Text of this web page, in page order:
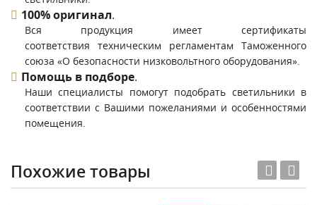
100% оригинал.
Вся продукция имеет сертификаты
соответствия техническим регламентам Таможенного
союза «О безопасности низковольтного оборудования».
Помощь в подборе.
Наши специалисты помогут подобрать светильники в
соответствии с Вашими пожеланиями и особенностями
помещения.
Похожие товары